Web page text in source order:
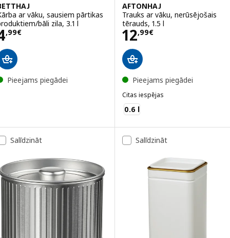
ar vāku, sausiem pārtikas
bāli zila, 3.1 l
,99€ 4,99€
Pieejams piegādei
AFTONHAJ
Trauks ar vāku, nerūsējošais
tērauds, 1.5 l
12,99€
Cena 12,99€
Pieejams piegādei
Citas iespējas
AFTONHAJ
0.6 l
Salīdzināt Salīdzināt